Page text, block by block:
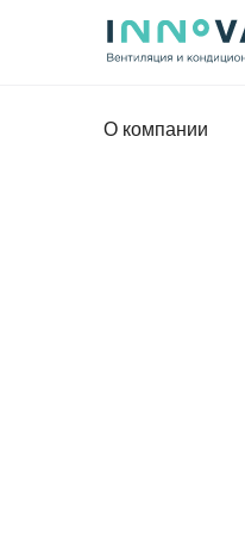
О компании